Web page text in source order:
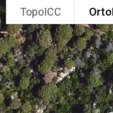
TopoICC